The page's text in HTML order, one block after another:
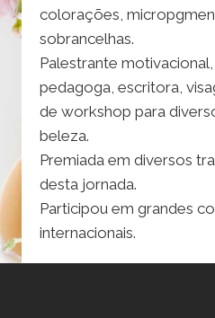
colorações,
sobrancelhas.
Palestrante
pedagoga, escritora,
de workshop para
beleza.
Premiada em diversos
desta jornada.
Participou em grandes
internacionais.